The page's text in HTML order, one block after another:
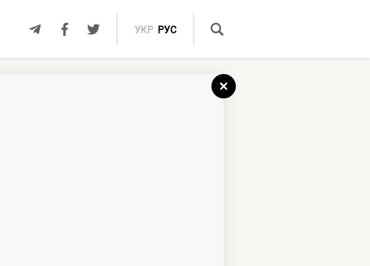
УКР РУС